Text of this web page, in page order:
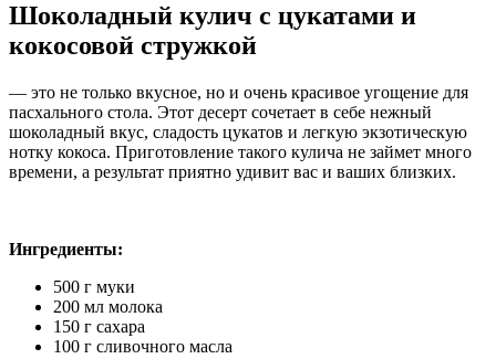
Шоколадный кулич с цукатами и
кокосовой стружкой
— это не только вкусное, но и очень красивое угощение для
пасхального стола. Этот десерт сочетает в себе нежный
шоколадный вкус, сладость цукатов и легкую экзотическую
нотку кокоса. Приготовление такого кулича не займет много
времени, а результат приятно удивит вас и ваших близких.
Ингредиенты:
500 г муки
200 мл молока
150 г сахара
100 г сливочного масла